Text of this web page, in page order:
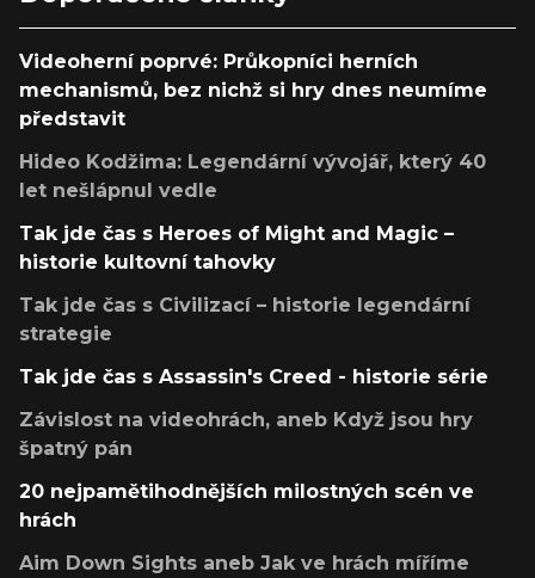
Videoherní poprvé: Průkopníci herních
mechanismů, bez nichž si hry dnes neumíme
představit
Hideo Kodžima: Legendární vývojář, který 40
let nešlápnul vedle
Tak jde čas s Heroes of Might and Magic –
historie kultovní tahovky
Tak jde čas s Civilizací – historie legendární
strategie
Tak jde čas s Assassin's Creed - historie série
Závislost na videohrách, aneb Když jsou hry
špatný pán
20 nejpamětihodnějších milostných scén ve
hrách
Aim Down Sights aneb Jak ve hrách míříme